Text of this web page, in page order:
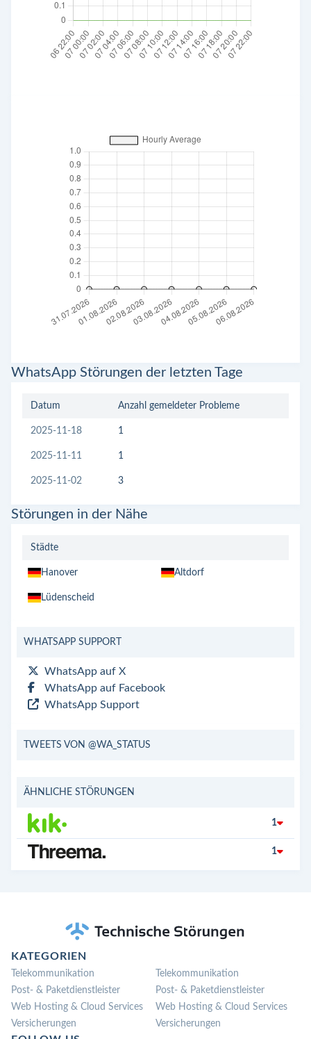
WhatsApp Störungen der letzten Tage
Datum Anzahl gemeldeter Probleme
2025-11-18 1
2025-11-11 1
2025-11-02 3
Störungen in der Nähe
Städte
Hanover Altdorf
Lüdenscheid
WHATSAPP SUPPORT
WhatsApp auf X
WhatsApp auf Facebook
WhatsApp Support
TWEETS VON @WA_STATUS
ÄHNLICHE STÖRUNGEN
1
1
KATEGORIEN
Telekommunikation
Post- & Paketdienstleister
Web Hosting & Cloud Services
Versicherungen
Telekommunikation
Post- & Paketdienstleister
Web Hosting & Cloud Services
Versicherungen